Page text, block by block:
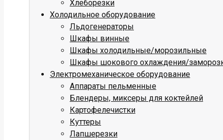
Хлеборезки
Холодильное оборудование
Льдогенераторы
Шкафы винные
Шкафы холодильные/морозильные
Шкафы шокового охлаждения/
Электромеханическое оборудование
Аппараты пельменные
Блендеры, миксеры для коктейлей
Картофелечистки
Куттеры
Лапшерезки